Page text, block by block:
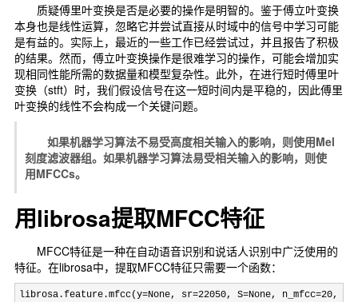
质疑傅里叶变换是否是必要的操作是明智的。 鉴于傅立叶变换
本身也是线性运算，忽略它并尝试直接从时域中的信号中学习可能
是有益的。 实际上，最近的一些工作已经尝试过，并且报告了积极
的结果。 然而，傅立叶变换操作是很难学习的操作，可能会增加实
现相同性能所需的数据量和模型复杂性。此外，在进行短时傅里叶
变换（stft）时，我们假设信号在这一短时间内是平稳的，因此傅里
叶变换的线性不会构成一个关键问题。
如果机器学习算法不易受高度相关输入的影响，则使用Mel
刻度滤波器组。如果机器学习算法易受相关输入的影响，则使
用MFCCs。
用librosa提取MFCC特征
MFCC特征是一种在自动语音识别和说话人识别中广泛使用的
特征。在librosa中，提取MFCC特征只需要一个函数：
librosa.feature.mfcc(y=None, sr=22050, S=None, n_mfcc=20,